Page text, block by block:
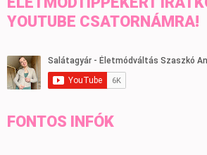
YOUTUBE CSATORNÁMRA!
FONTOS INFÓK